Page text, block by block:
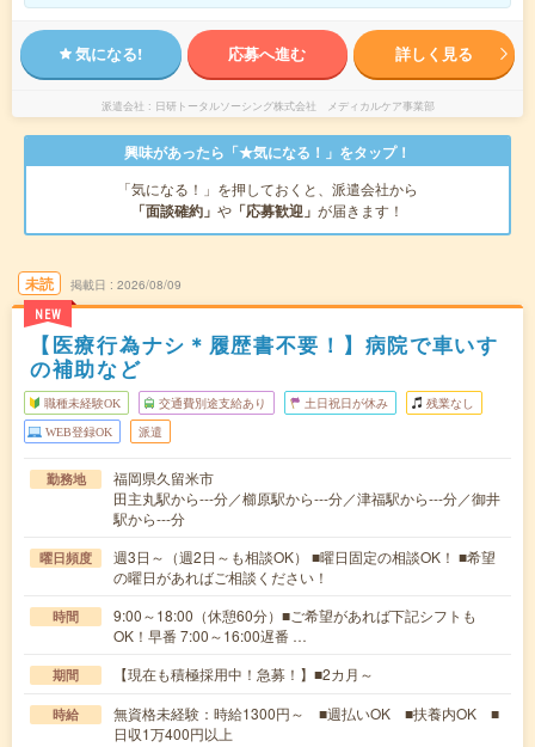
気になる! 応募へ進む 詳しく見る
派遣会社 日研トータルソーシング株式会社 メディカルケア事業部
興味があったら「★気になる！」をタップ！
「気になる！」を押しておくと、派遣会社から
「面談確約」 や 「応募歓迎」 が届きます！
未読
NEW
掲載日 2026/08/09
【医療行為ナシ＊履歴書不要！】病院で車いす
の補助など
職種未経験OK 交通費別途支給あり 土日祝日が休み 残業なし
WEB登録OK 派遣
勤務地
福岡県久留米市
田主丸駅から---分／櫛原駅から---分／津福駅から---分／御井
駅から---分
曜日頻度
週3日～（週2日～も相談OK） ■曜日固定の相談OK！ ■希望
の曜日があればご相談ください！
時間
9:00～18:00（休憩60分）■ご希望があれば下記シフトも
OK！早番 7:00～16:00遅番 …
期間 【現在も積極採用中！急募！】■2カ月～
時給
無資格未経験：時給1300円～ ■週払いOK ■扶養内OK ■
日収1万400円以上